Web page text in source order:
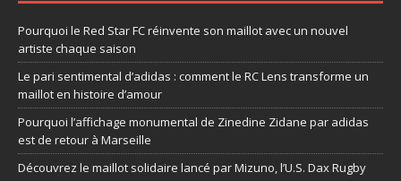
Pourquoi le Red Star FC réinvente son maillot avec un nouvel
artiste chaque saison
Le pari sentimental d’adidas : comment le RC Lens transforme un
maillot en histoire d’amour
Pourquoi l’affichage monumental de Zinedine Zidane par adidas
est de retour à Marseille
Découvrez le maillot solidaire lancé par Mizuno, l’U.S. Dax Rugby